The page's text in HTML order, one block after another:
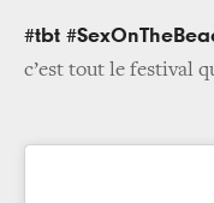
#tbt
c’est tout le festival